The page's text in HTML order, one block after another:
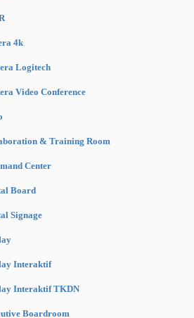
4k
Logitech
Video Conference
& Training Room
Center
Board
Signage
Interaktif
Interaktif TKDN
Boardroom